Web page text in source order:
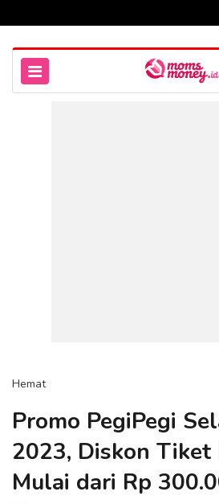
Hemat
Promo PegiPegi
2023, Diskon Tiket
Mulai dari Rp